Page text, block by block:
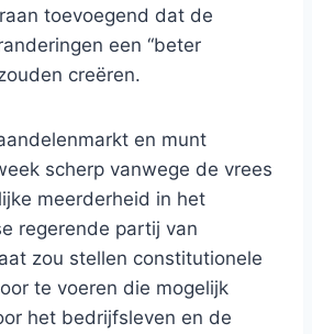
toevoegend dat de
een “beter
creëren.
en munt
scherp vanwege de vrees
meerderheid in het
regerende partij van
zou stellen constitutionele
te voeren die mogelijk
het bedrijfsleven en de